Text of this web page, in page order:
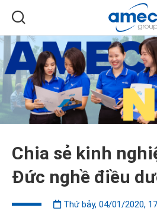
Chia sẻ kinh
Đức nghề điều
Thứ bảy, 04/01/2020,